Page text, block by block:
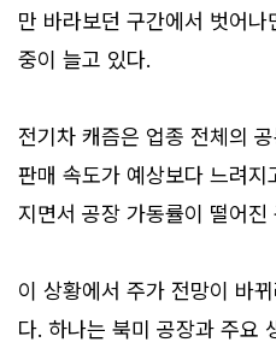
만 바라보던 구간에서 벗어나
중이 늘고 있다.
전기차 캐즘은 업종 전체의
판매 속도가 예상보다 느려
지면서 공장 가동률이 떨어진
이 상황에서 주가 전망이 바
다. 하나는 북미 공장과 주요